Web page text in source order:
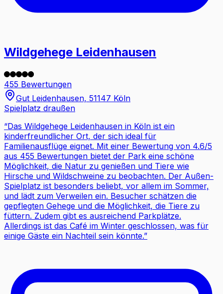
Wildgehege Leidenhausen
455 Bewertungen
Gut Leidenhausen, 51147 Köln
Spielplatz draußen
“Das Wildgehege Leidenhausen in Köln ist ein
kinderfreundlicher Ort, der sich ideal für
Familienausflüge eignet. Mit einer Bewertung von 4.6/5
aus 455 Bewertungen bietet der Park eine schöne
Möglichkeit, die Natur zu genießen und Tiere wie
Hirsche und Wildschweine zu beobachten. Der Außen-
Spielplatz ist besonders beliebt, vor allem im Sommer,
und lädt zum Verweilen ein. Besucher schätzen die
gepflegten Gehege und die Möglichkeit, die Tiere zu
füttern. Zudem gibt es ausreichend Parkplätze.
Allerdings ist das Café im Winter geschlossen, was für
einige Gäste ein Nachteil sein könnte.”